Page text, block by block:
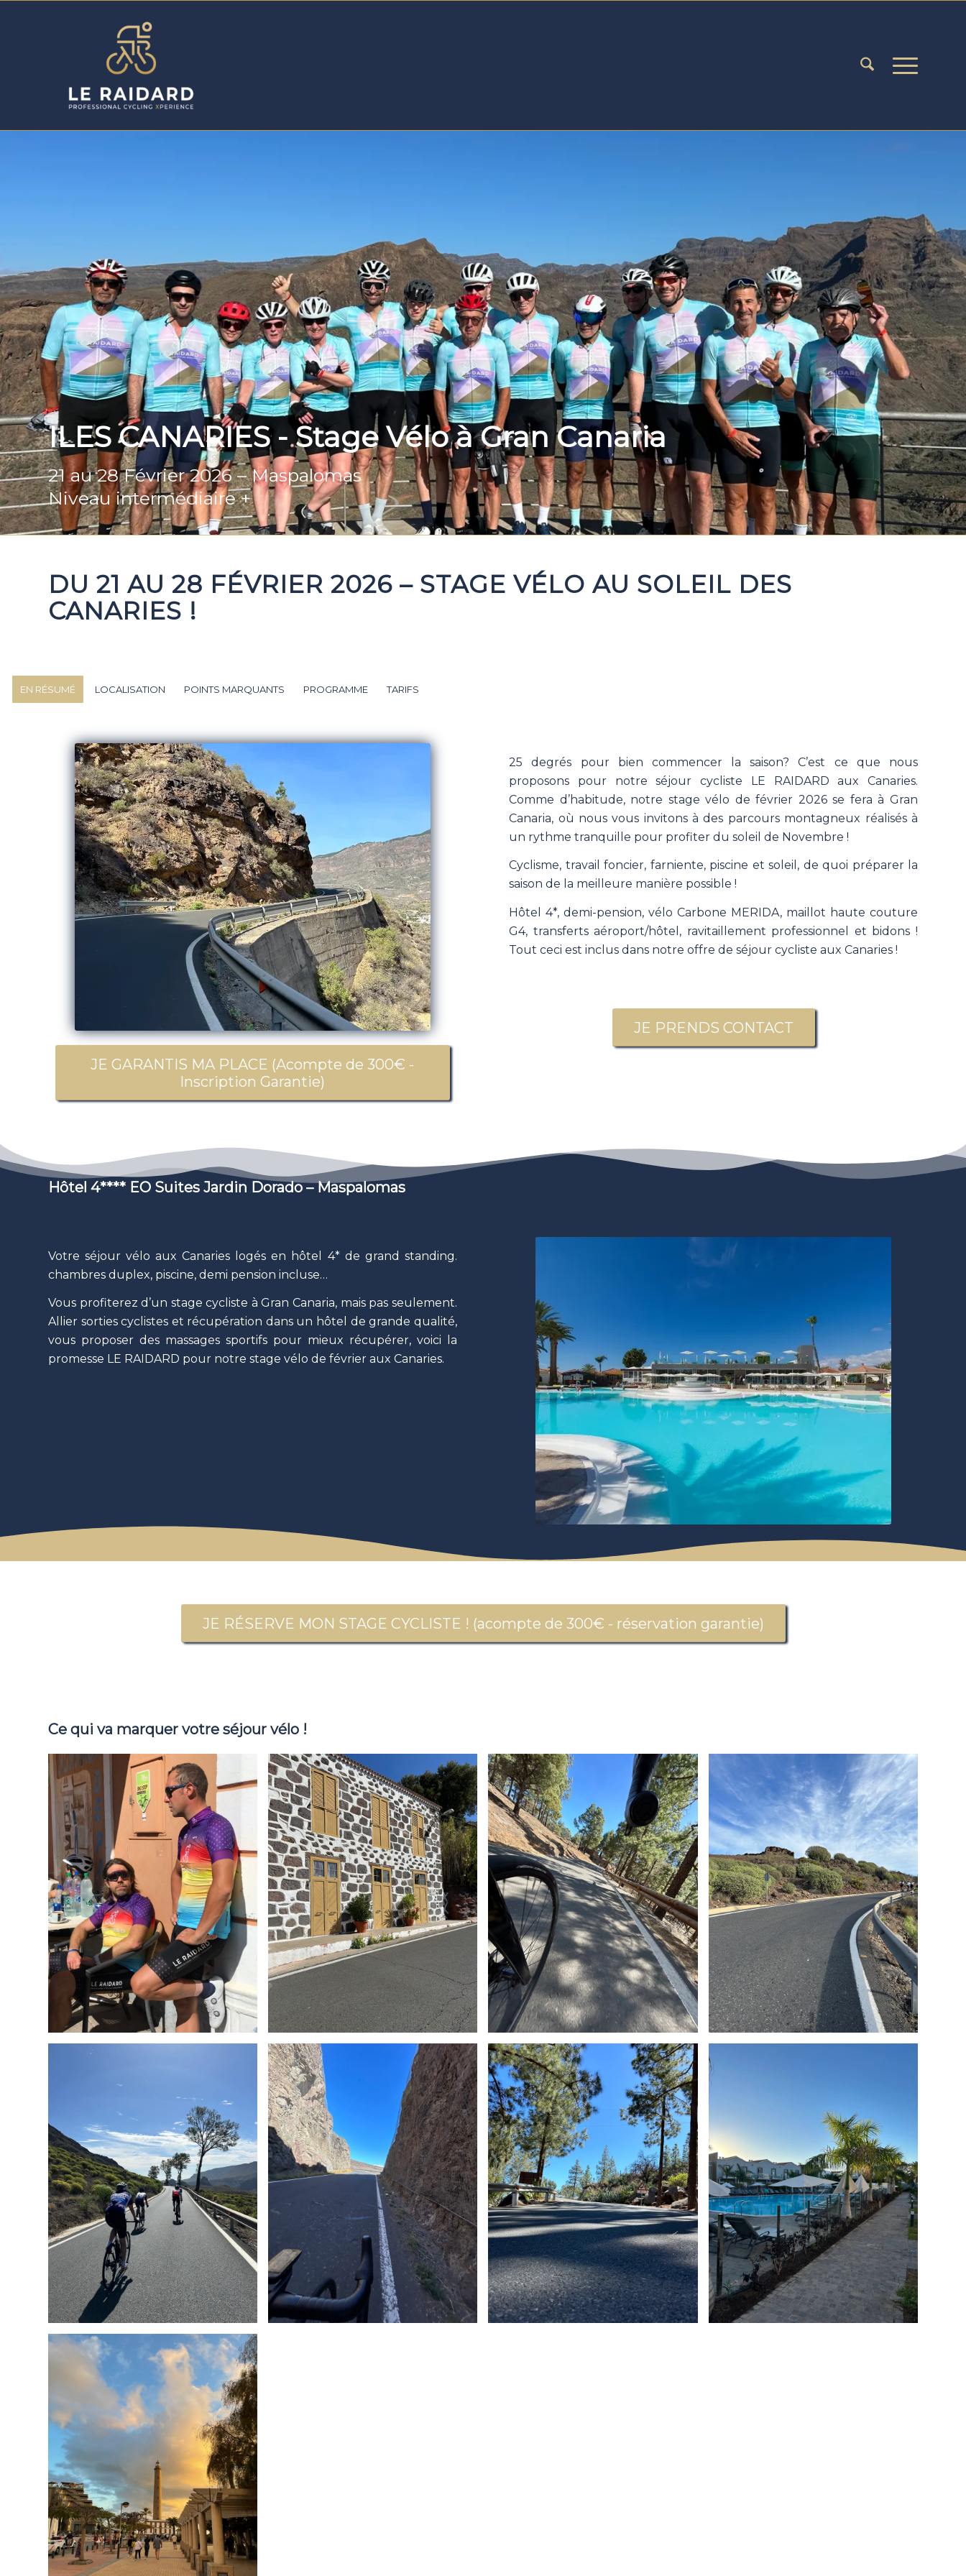
ILES CANARIES - Stage Vélo à Gran Canaria
21 au 28 Février 2026 – Maspalomas
Niveau intermédiaire +
DU 21 AU 28 FÉVRIER 2026 – STAGE VÉLO AU SOLEIL DES
CANARIES !
EN RÉSUMÉ LOCALISATION POINTS MARQUANTS PROGRAMME TARIFS
JE GARANTIS MA PLACE (Acompte de 300€ -
Inscription Garantie)
25 degrés pour bien commencer la saison? C’est ce que nous
proposons pour notre séjour cycliste LE RAIDARD aux Canaries.
Comme d’habitude, notre stage vélo de février 2026 se fera à Gran
Canaria, où nous vous invitons à des parcours montagneux réalisés à
un rythme tranquille pour profiter du soleil de Novembre !
Cyclisme, travail foncier, farniente, piscine et soleil, de quoi préparer la
saison de la meilleure manière possible !
Hôtel 4*, demi-pension, vélo Carbone MERIDA, maillot haute couture
G4, transferts aéroport/hôtel, ravitaillement professionnel et bidons !
Tout ceci est inclus dans notre offre de séjour cycliste aux Canaries !
JE PRENDS CONTACT
Hôtel 4**** EO Suites Jardin Dorado – Maspalomas
Votre séjour vélo aux Canaries logés en hôtel 4* de grand standing.
chambres duplex, piscine, demi pension incluse…
Vous profiterez d’un stage cycliste à Gran Canaria, mais pas seulement.
Allier sorties cyclistes et récupération dans un hôtel de grande qualité,
vous proposer des massages sportifs pour mieux récupérer, voici la
promesse LE RAIDARD pour notre stage vélo de février aux Canaries.
JE RÉSERVE MON STAGE CYCLISTE ! (acompte de 300€ - réservation garantie)
Ce qui va marquer votre séjour vélo !
Maillot G4 inclus Villages pittoresques El Roque Nublo Du soleil
Sorties en groupe Du soleil...encore ! Routes de montagne Hôtel 4*
Maspalomas